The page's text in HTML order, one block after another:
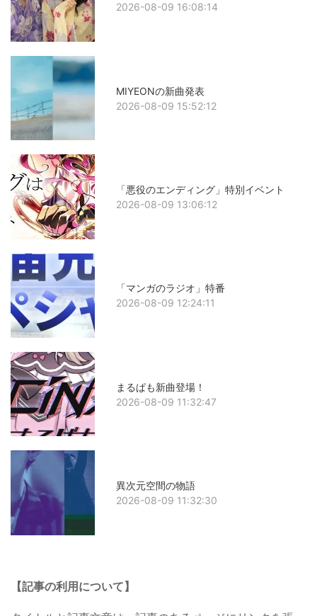
2026-08-09 16:08:14
MIYEONの新曲発表
2026-08-09 15:52:12
「悪役のエンディング」特別イベント
2026-08-09 13:06:12
「マンガのラジオ」特番
2026-08-09 12:24:11
まるぱも新曲登場！
2026-08-09 11:32:47
異次元空間の物語
2026-08-09 11:32:30
【記事の利用について】